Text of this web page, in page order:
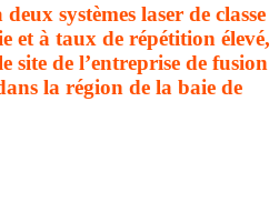
systèmes laser de classe
et à taux de répétition élevé,
site de l’entreprise de fusion
la région de la baie de